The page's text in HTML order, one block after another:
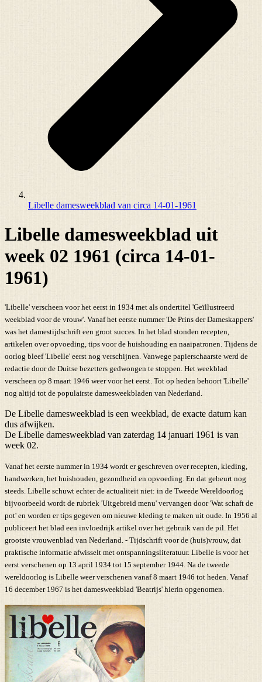
Libelle damesweekblad van circa 14-01-1961
Libelle damesweekblad uit
week 02 1961 (circa 14-01-
1961)
'Libelle' verscheen voor het eerst in 1934 met als ondertitel 'Geïllustreerd
weekblad voor de vrouw'. Vanaf het eerste nummer 'De Prins der Dameskappers'
was het damestijdschrift een groot succes. In het blad stonden recepten,
artikelen over opvoeding, tips voor de huishouding en naaipatronen. Tijdens de
oorlog bleef 'Libelle' eerst nog verschijnen. Vanwege papierschaarste werd de
redactie door de Duitse bezetters gedwongen te stoppen. Het weekblad
verscheen op 8 maart 1946 weer voor het eerst. Tot op heden behoort 'Libelle'
nog altijd tot de populairste damesweekbladen van Nederland.
De Libelle damesweekblad is een weekblad, de exacte datum kan
dus afwijken.
De Libelle damesweekblad van zaterdag 14 januari 1961 is van
week 02.
Vanaf het eerste nummer in 1934 wordt er geschreven over recepten, kleding,
handwerken, het huishouden, gezondheid en opvoeding. En dat gebeurt nog
steeds. Libelle schuwt echter de actualiteit niet: in de Tweede Wereldoorlog
bijvoorbeeld wordt de rubriek 'Uitgebreid menu' vervangen door 'Wat schaft de
pot' en worden er tips gegeven om nieuwe kleding te maken uit oude. In 1956 al
publiceert het blad een invloedrijk artikel over het gebruik van de pil. Het
grootste vrouwenblad van Nederland. - Tijdschrift voor de (huis)vrouw, dat
praktische informatie afwisselt met ontspanningsliteratuur. Libelle is voor het
eerst verschenen op 13 april 1934 tot 15 september 1944. Na de tweede
wereldoorlog is Libelle weer verschenen vanaf 8 maart 1946 tot heden. Vanaf
16 december 1967 is het damesweekblad 'Beatrijs' hierin opgenomen.